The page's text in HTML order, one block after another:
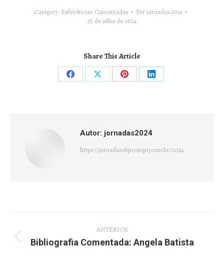
Category: Referências Comentadas Por jornadas2024
25 de julho de 2024
Share This Article
CompartilharCompartilharCompartilharCompartilhar
Autor: jornadas2024
https://jornadasebprioicprj.com.br/2024
de
post:
ANTERIOR
Post
Bibliografia Comentada: Angela Batista